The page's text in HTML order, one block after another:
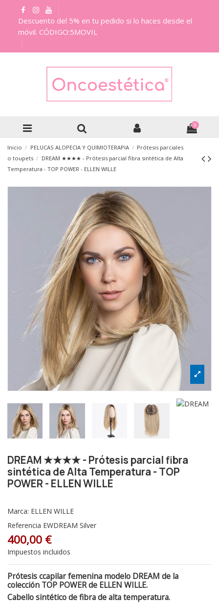
Descuento del 5% en tu pedido si lo haces desde el
móvil. CÓDIGO:5MOVIL
0
Inicio PELUCAS ALOPECIA Y QUIMIOTERAPIA
Prótesis parciales
o toupets
DREAM ★★★★ - Prótesis parcial fibra sintética de Alta
Temperatura - TOP POWER - ELLEN WILLE
DREAM ★★★★ - Prótesis parcial fibra
sintética de Alta Temperatura - TOP
POWER - ELLEN WILLE
Marca: ELLEN WILLE
Referencia EWDREAM Silver
400,00 €
Impuestos incluidos
Prótesis ccapilar femenina modelo DREAM de la
colección TOP POWER de ELLEN WILLE.
Cabello sintético de fibra de alta temperatura.